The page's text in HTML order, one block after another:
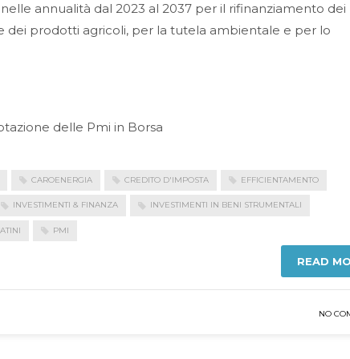
annualità dal 2023 al 2037 per il rifinanziamento dei
dei prodotti agricoli, per la tutela ambientale e per lo
delle Pmi in Borsa
CAROENERGIA CREDITO D'IMPOSTA EFFICIENTAMENTO
INVESTIMENTI & FINANZA INVESTIMENTI IN BENI STRUMENTALI
PMI
READ
NO